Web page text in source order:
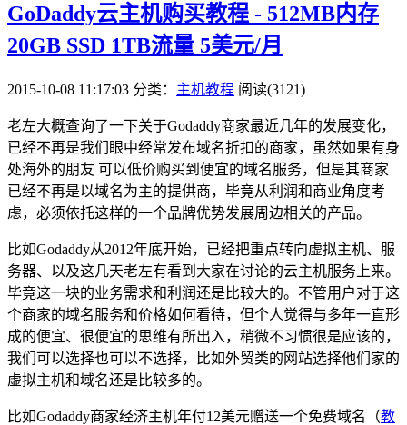
GoDaddy云主机购买教程 - 512MB内存
20GB SSD 1TB流量 5美元/月
2015-10-08 11:17:03 分类： 主机教程 阅读(3121)
老左大概查询了一下关于Godaddy商家最近几年的发展变化，
已经不再是我们眼中经常发布域名折扣的商家，虽然如果有身
处海外的朋友 可以低价购买到便宜的域名服务，但是其商家
已经不再是以域名为主的提供商，毕竟从利润和商业角度考
虑，必须依托这样的一个品牌优势发展周边相关的产品。
比如Godaddy从2012年底开始，已经把重点转向虚拟主机、服
务器、以及这几天老左有看到大家在讨论的云主机服务上来。
毕竟这一块的业务需求和利润还是比较大的。不管用户对于这
个商家的域名服务和价格如何看待，但个人觉得与多年一直形
成的便宜、很便宜的思维有所出入，稍微不习惯很是应该的，
我们可以选择也可以不选择，比如外贸类的网站选择他们家的
虚拟主机和域名还是比较多的。
比如Godaddy商家经济主机年付12美元赠送一个免费域名（教